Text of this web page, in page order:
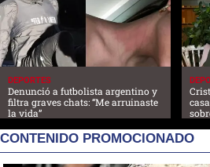
DEPORTES
Denunció a futbolista argentino y
filtra graves chats: “Me arruinaste
la vida”
CONTENIDO PROMOCIONADO